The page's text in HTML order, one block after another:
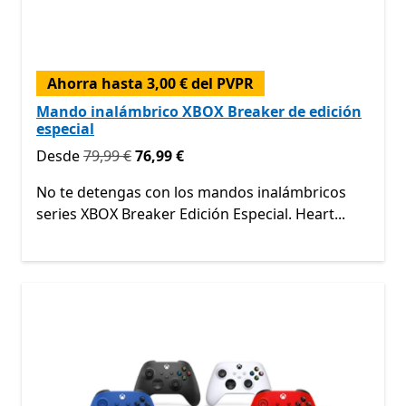
Ahorra hasta 3,00 € del PVPR
Mando inalámbrico XBOX Breaker de edición
especial
Originalmente Desde 79,99 € ahora Desde 76,99 €
Desde79,99 €76,99 €
No te detengas con los mandos inalámbricos
series XBOX Breaker Edición Especial. Heart...